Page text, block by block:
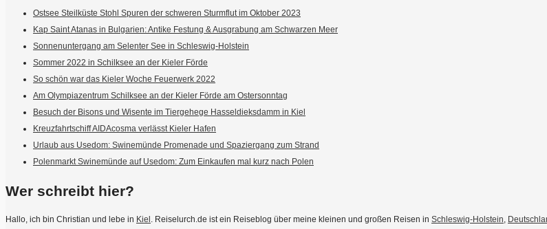
Ostsee Steilküste Stohl Spuren der schweren Sturmflut im Oktober 2023
Kap Saint Atanas in Bulgarien: Antike Festung & Ausgrabung am Schwarzen Meer
Sonnenuntergang am Selenter See in Schleswig-Holstein
Sommer 2022 in Schilksee an der Kieler Förde
So schön war das Kieler Woche Feuerwerk 2022
Am Olympiazentrum Schilksee an der Kieler Förde am Ostersonntag
Besuch der Bisons und Wisente im Tiergehege Hasseldieksdamm in Kiel
Kreuzfahrtschiff AIDAcosma verlässt Kieler Hafen
Urlaub aus Usedom: Swinemünde Promenade und Spaziergang zum Strand
Polenmarkt Swinemünde auf Usedom: Zum Einkaufen mal kurz nach Polen
Wer schreibt hier?
Hallo, ich bin Christian und lebe in Kiel . Reiselurch.de ist ein Reiseblog über meine kleinen und großen Reisen in Schleswig-Holstein,